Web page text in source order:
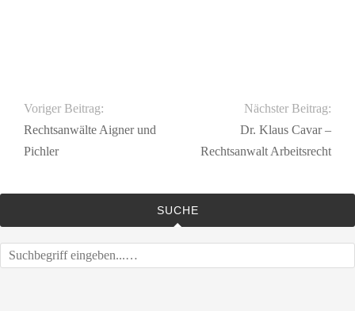
Voriger Beitrag:
Rechtsanwälte Aigner und
Pichler
Nächster Beitrag:
Dr. Klaus Cavar –
Rechtsanwalt Arbeitsrecht
SUCHE